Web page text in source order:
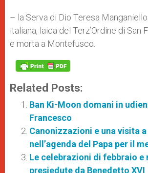
– la Serva di Dio Teresa
italiana, laica del Terz’Ordine di San
e morta a Montefusco.
Related Posts:
Ban Ki-Moon domani in
Francesco
Canonizzazioni e una visita
nell’agenda del Papa per il
Le celebrazioni di febbraio e
presiedute da Benedetto XVI